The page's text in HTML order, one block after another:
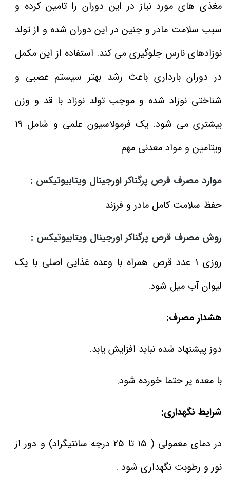
مغذی های مورد نیاز در این دوران را تامین کرده و
سبب سلامت مادر و جنین در این دوران شده و از تولد
نوزادهای نارس جلوگیری می کند. استفاده از این مکمل
در دوران بارداری باعث رشد بهتر سیستم عصبی و
شناختی نوزاد شده و موجب تولد نوزاد با قد و وزن
بیشتری می شود. یک فرمولاسیون علمی و شامل 19
ویتامین و مواد معدنی مهم
موارد مصرف قرص پرگناکر اورجینال ویتابیوتیکس :
حفظ سلامت کامل مادر و فرزند
روش مصرف قرص پرگناکر اورجینال ویتابیوتیکس :
روزی 1 عدد قرص همراه با وعده غذایی اصلی با یک
لیوان آب میل شود.
هشدار مصرف:
دوز پیشنهاد شده نباید افزایش یابد.
با معده پر حتما خورده شود.
شرایط نگهداری:
در دمای معمولی ( 15 تا 25 درجه سانتیگراد) و دور از
نور و رطوبت نگهداری شود .